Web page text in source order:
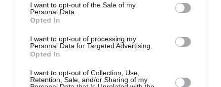
I want to opt-out of the Sale of my
Personal Data.
Opted In
I want to opt-out of processing my
Personal Data for Targeted Advertising.
Opted In
I want to opt-out of Collection, Use,
Retention, Sale, and/or Sharing of my
Πολιτισμό στοCulturenow.gr
Νέοι Διαγωνισμοί
Tags
ATHENS PHOTO FESTIVAL
ΕΙΚΑΣΤΙΚΕΣ ΕΚΘΕΣΕΙΣ